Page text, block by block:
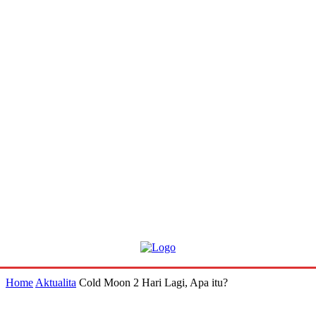
Home Aktualita Cold Moon 2 Hari Lagi, Apa itu?